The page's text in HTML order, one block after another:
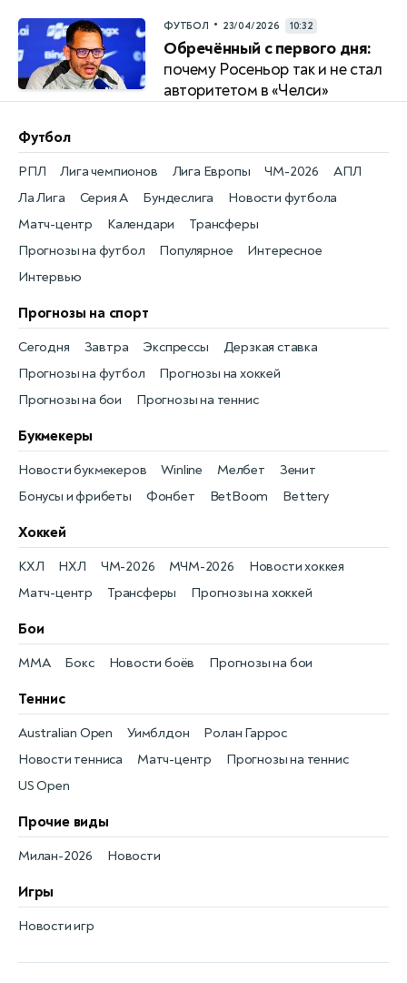
ФУТБОЛ • 23/04/2026 10:32
Обречённый с первого дня:
почему Росеньор так и не стал
авторитетом в «Челси»
Футбол
Новости футбола
РПЛ
Матч-центр
Лига чемпионов
Календари
Лига Европы
Трансферы
ЧМ-2026
Прогнозы на футбол
АПЛ
Популярное
Ла Лига
Интересное
Серия А
Интервью
Бундеслига
Прогнозы на спорт
Прогнозы на футбол
Сегодня
Прогнозы на хоккей
Завтра
Прогнозы на бои
Экспрессы
Прогнозы на теннис
Дерзкая ставка
Букмекеры
Бонусы и фрибеты
Новости букмекеров
Фонбет
Winline
BetBoom
Мелбет
Bettery
Зенит
Хоккей
Новости хоккея
КХЛ
Матч-центр
НХЛ
Трансферы
ЧМ-2026
Прогнозы на хоккей
МЧМ-2026
Бои
Новости боёв
MMA Прогнозы на бои
Бокс
Теннис
Новости тенниса
Australian Open
Матч-центр
Уимблдон
Прогнозы на теннис
Ролан Гаррос
US Open
Прочие виды
Новости
Милан-2026
Игры
Новости игр